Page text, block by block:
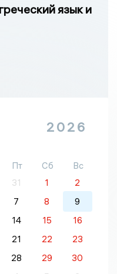
язык и
2026
Пт Сб
Вс
31 1
2
7 8
9
14 15
16
21 22
23
28 29
30